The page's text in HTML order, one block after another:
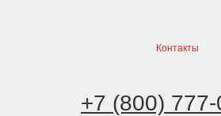
Контакты
+7 (800)